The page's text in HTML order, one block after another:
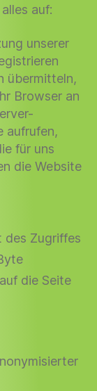
auf:
unserer
übermitteln,
Browser an
aufrufen,
für uns
die Website
des Zugriffes
die Seite